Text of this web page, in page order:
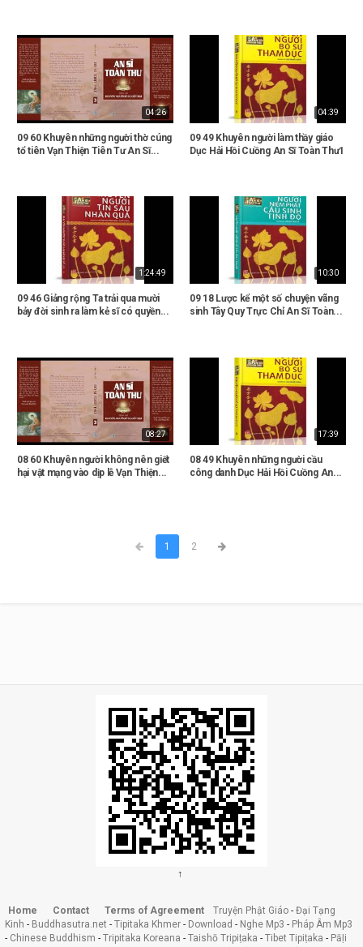
04:26
09 60 Khuyên những người thờ cúng
tổ tiên Vạn Thiện Tiên Tư An Sĩ...
04:39
09 49 Khuyên người làm thầy giáo
Dục Hải Hồi Cuồng An Sĩ Toàn Thư1
1:24:49
09 46 Giảng rộng Ta trải qua mười
bảy đời sinh ra làm kẻ sĩ có quyền...
10:30
09 18 Lược kể một số chuyện vãng
sinh Tây Quy Trực Chỉ An Sĩ Toàn...
08:27
08 60 Khuyên người không nên giết
hại vật mạng vào dịp lễ Vạn Thiện...
17:39
08 49 Khuyên những người cầu
công danh Dục Hải Hồi Cuồng An...
1 2
↑
Home Contact Terms of Agreement Truyện Phật Giáo - Đại Tạng
Kinh - Buddhasutra.net - Tipitaka Khmer - Download - Nghe Mp3 - Pháp Âm Mp3
- Chinese Buddhism - Tripitaka Koreana - Taishō Tripiṭaka - Tibet Tipiṭaka - Pāḷi